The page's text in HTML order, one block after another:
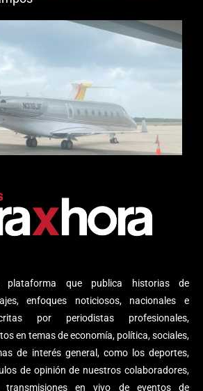
plataforma que publica historias de
enfoques noticiosos, nacionales e
por periodistas profesionales,
en temas de economía, política, sociales,
de interés general, como los deportes,
de opinión de nuestros colaboradores,
en vivo de eventos de